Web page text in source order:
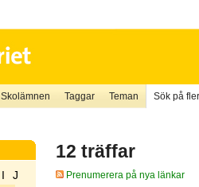
Skolämnen Taggar Teman Sök på
I
J
12 träffar
Prenumerera på nya länkar